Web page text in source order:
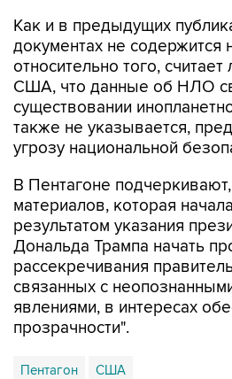
Как и в предыдущих
документах не содержится
относительно того,
США, что данные об НЛО
существовании
также не указывается,
угрозу национальной
В Пентагоне
материалов, которая
результатом указания
Дональда Трампа начать
рассекречивания
связанных с
явлениями, в интересах
прозрачности".
Пентагон США